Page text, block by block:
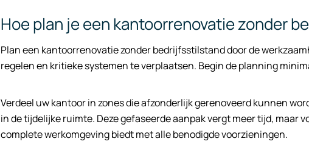
Hoe plan je een kantoorrenovatie zonder
Plan een kantoorrenovatie zonder bedrijfsstilstand door de
regelen en kritieke systemen te verplaatsen. Begin de planning
Verdeel uw kantoor in zones die afzonderlijk gerenoveerd kunnen
in de tijdelijke ruimte. Deze gefaseerde aanpak vergt meer tijd, maar
complete werkomgeving biedt met alle benodigde voorzieningen.